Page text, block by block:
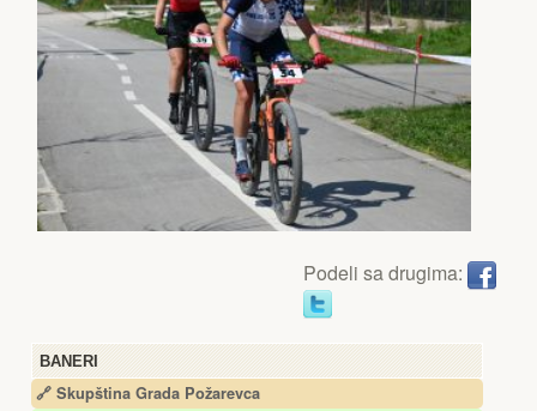
BANERI
🔗 Skupština Grada Požarevca
Podeli sa drugima: